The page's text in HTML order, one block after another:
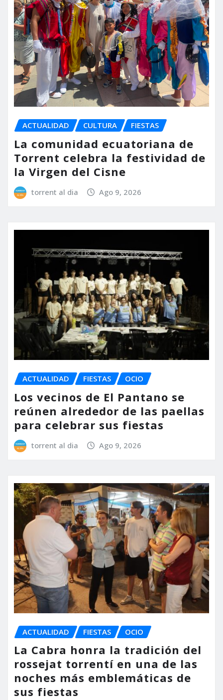
ACTUALIDAD CULTURA FIESTAS
La comunidad ecuatoriana de
Torrent celebra la festividad de
la Virgen del Cisne
torrent al dia Ago 9, 2026
ACTUALIDAD FIESTAS OCIO
Los vecinos de El Pantano se
reúnen alrededor de las paellas
para celebrar sus fiestas
torrent al dia Ago 9, 2026
ACTUALIDAD FIESTAS OCIO
La Cabra honra la tradición del
rossejat torrentí en una de las
noches más emblemáticas de
sus fiestas